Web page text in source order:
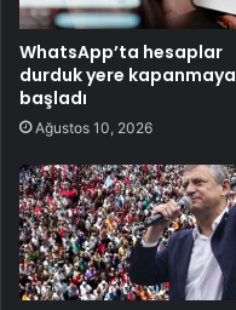
WhatsApp’ta hesaplar
durduk yere kapanmaya
başladı
Ağustos 10, 2026